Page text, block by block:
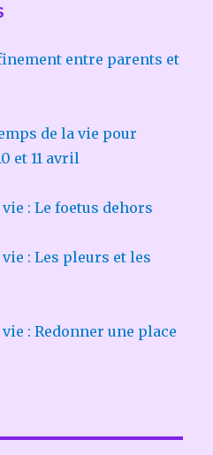
entre parents et
de la vie pour
et 11 avril
: Le foetus dehors
: Les pleurs et les
: Redonner une place